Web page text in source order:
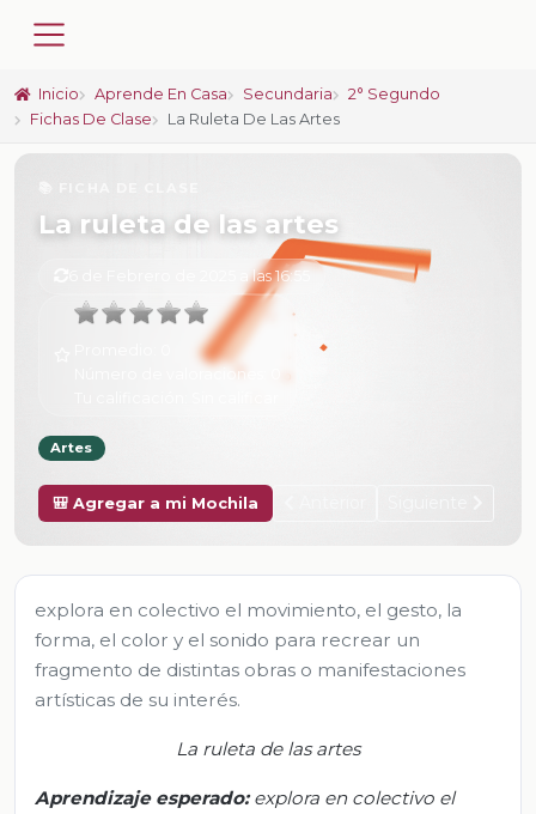
Inicio Aprende En Casa Secundaria
2° Segundo
Fichas De Clase
La Ruleta De Las Artes
La ruleta de las artes
6 de Febrero de 2025 a las 16:55
Número de valoraciones:
Artes
🎒 Agregar a mi Mochila
explora en colectivo el movimiento, el gesto, la
forma, el color y el sonido para recrear un
fragmento de distintas obras o manifestaciones
artísticas de su interés.
La ruleta de las artes
Aprendizaje esperado:explora en colectivo el